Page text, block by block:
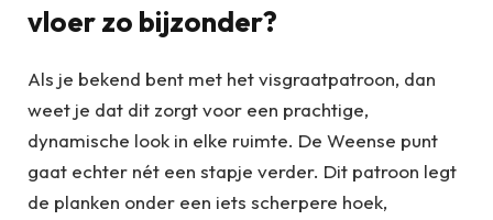
vloer zo bijzonder?
Als je bekend bent met het visgraatpatroon, dan
weet je dat dit zorgt voor een prachtige,
dynamische look in elke ruimte. De Weense punt
gaat echter nét een stapje verder. Dit patroon legt
de planken onder een iets scherpere hoek,